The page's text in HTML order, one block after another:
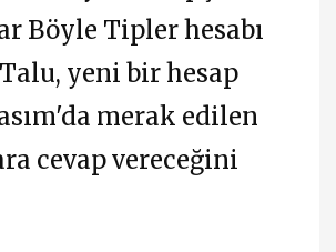
Böyle Tipler hesabı
yeni bir hesap
merak edilen
cevap vereceğini